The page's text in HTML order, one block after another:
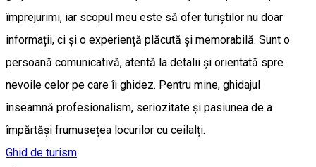
împrejurimi, iar scopul meu este să ofer turiștilor nu doar
informații, ci și o experiență plăcută și memorabilă. Sunt o
persoană comunicativă, atentă la detalii și orientată spre
nevoile celor pe care îi ghidez. Pentru mine, ghidajul
înseamnă profesionalism, seriozitate și pasiunea de a
împărtăși frumusețea locurilor cu ceilalți.
Ghid de turism